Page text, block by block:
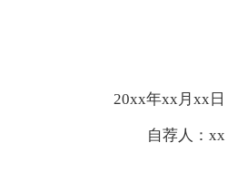
20xx年xx月xx日
自荐人：xx